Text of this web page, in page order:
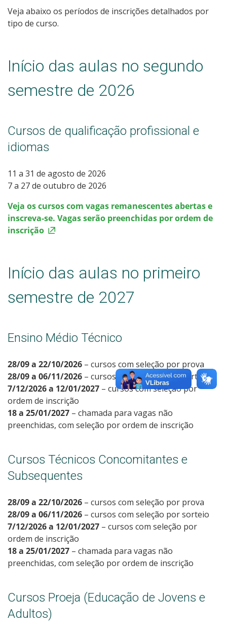
Inscrições e acompanhamento
Transferências e Retornos
Provas e Gabaritos
Veja abaixo os períodos de inscrições detalhados por
tipo de curso.
Início das aulas no segundo
semestre de 2026
Cursos de qualificação profissional e
idiomas
11 a 31 de agosto de 2026
7 a 27 de outubro de 2026
Veja os cursos com vagas remanescentes abertas e
inscreva-se. Vagas serão preenchidas por ordem de
inscrição
Início das aulas no primeiro
semestre de 2027
Ensino Médio Técnico
28/09 a 22/10/2026 – cursos com seleção por prova
28/09 a 06/11/2026 – cursos com seleção por sorteio
7/12/2026 a 12/01/2027 – cursos com seleção por
ordem de inscrição
18 a 25/01/2027 – chamada para vagas não
preenchidas, com seleção por ordem de inscrição
Cursos Técnicos Concomitantes e
Subsequentes
28/09 a 22/10/2026 – cursos com seleção por prova
28/09 a 06/11/2026 – cursos com seleção por sorteio
7/12/2026 a 12/01/2027 – cursos com seleção por
ordem de inscrição
18 a 25/01/2027 – chamada para vagas não
preenchidas, com seleção por ordem de inscrição
Cursos Proeja (Educação de Jovens e
Adultos)